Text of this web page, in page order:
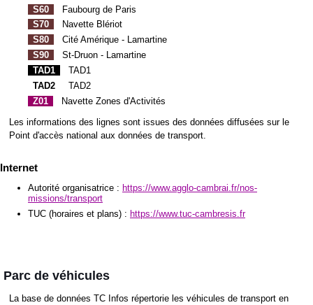
S60
Faubourg de Paris
S70
Navette Blériot
S80
Cité Amérique - Lamartine
S90
St-Druon - Lamartine
TAD1
TAD1
TAD2
TAD2
Z01
Navette Zones d'Activités
Les informations des lignes sont issues des données diffusées sur le
Point d'accès national aux données de transport.
Internet
Autorité organisatrice : https://www.agglo-cambrai.fr/nos-
missions/transport
TUC (horaires et plans) : https://www.tuc-cambresis.fr
Parc de véhicules
La base de données TC Infos répertorie les véhicules de transport en